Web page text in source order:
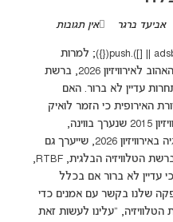
אביעד ברגר אין תגובות
(adsbygoogle = window.adsbygoogle || []).push({}); למרות
הדיווחים שבלגיה בחרה בנציג העבר האהוב לאירוויזיון 2026, ברשת
עדיין לא ברור. האם
האירופית כי הזמר לואיק
נוטה (Loïc Nottet), נציג בלגיה באירוויזיון 2015 שנערך בווינה,
אוסטריה, נבחר לייצג בשנית את בלגיה באירוויזיון 2026, שייערך גם
הוא באוסטריה. למרות זאת, גורמים ברשת הטלוויזיה הבלגית, RTBF,
עדיין לא ברור אם בכלל
שלנו בקשר עם אמנים כדי
מרשת הטלוויזיה, "עלינו לעשות זאת